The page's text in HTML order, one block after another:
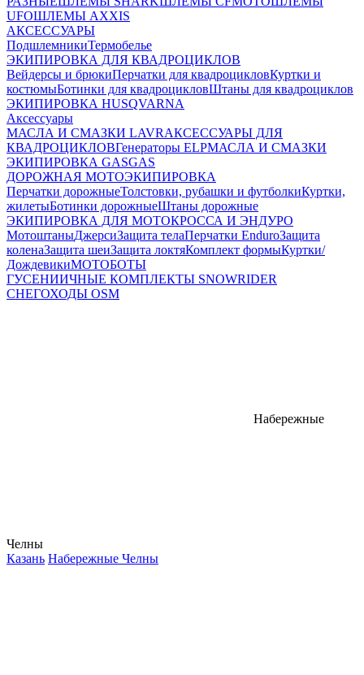
UFOШЛЕМЫ AXXIS
АКСЕССУАРЫ
ПодшлемникиТермобелье
ЭКИПИРОВКА ДЛЯ КВАДРОЦИКЛОВ
Вейдерсы и брюкиПерчатки для квадроцикловКуртки и
костюмыБотинки для квадроцикловШтаны для квадроциклов
ЭКИПИРОВКА HUSQVARNA
Аксессуары
МАСЛА И СМАЗКИ LAVRАКСЕССУАРЫ ДЛЯ
КВАДРОЦИКЛОВГенераторы ELPМАСЛА И СМАЗКИ
ЭКИПИРОВКА GASGAS
ДОРОЖНАЯ МОТОЭКИПИРОВКА
Перчатки дорожныеТолстовки, рубашки и футболкиКуртки,
жилетыБотинки дорожныеШтаны дорожные
ЭКИПИРОВКА ДЛЯ МОТОКРОССА И ЭНДУРО
МотоштаныДжерсиЗащита телаПерчатки EnduroЗащита
коленаЗащита шеиЗащита локтяКомплект формыКуртки/
ДождевикиМОТОБОТЫ
ГУСЕНИИЧНЫЕ КОМПЛЕКТЫ SNOWRIDER
СНЕГОХОДЫ OSM
Набережные
Челны
Казань Набережные Челны